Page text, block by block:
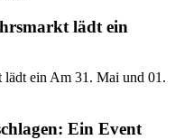
lädt ein
lädt ein Am 31. Mai und 01.
Ein Event